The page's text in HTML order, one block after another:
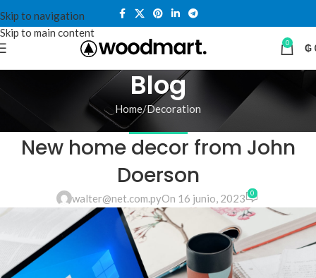
Skip to navigation
Skip to main content
0 ₲
Blog
Home Decoration
DECORATION
New home decor from John
Doerson
walter@net.com.pyOn 16 junio, 2023 0